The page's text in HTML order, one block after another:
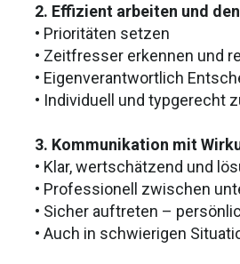
2. Effizient arbeiten und
• Prioritäten setzen
• Zeitfresser erkennen und
• Eigenverantwortlich
• Individuell und typgerecht
3. Kommunikation mit
• Klar, wertschätzend und
• Professionell zwischen
• Sicher auftreten –
• Auch in schwierigen